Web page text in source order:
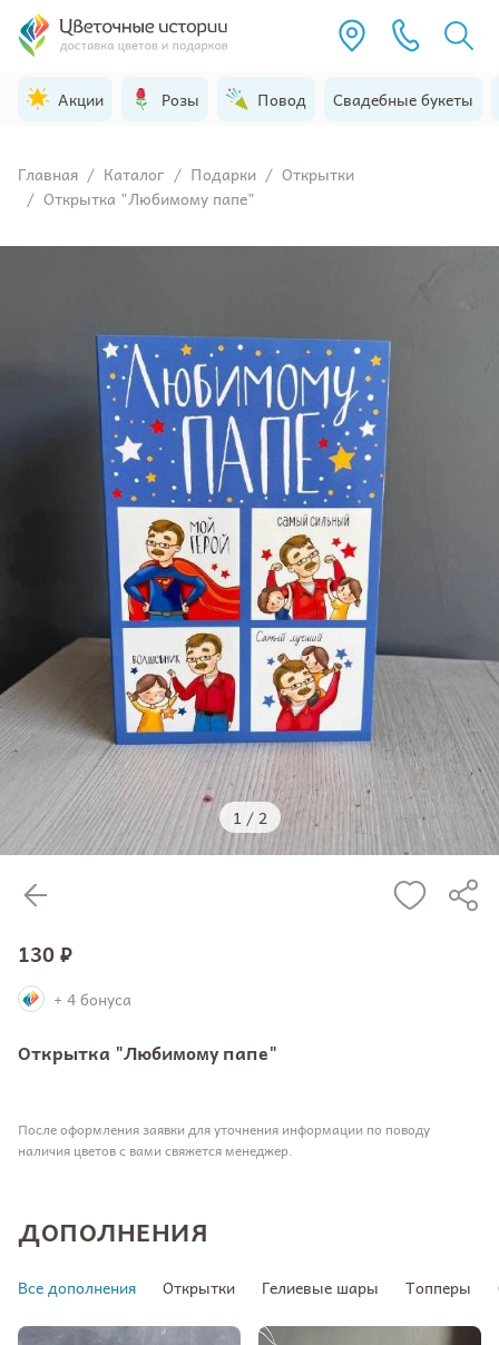
Акции Розы Повод Свадебные букеты
Главная / Каталог / Подарки / Открытки
/ Открытка "Любимому папе"
Открытка "Любимому папе"
1/2
После оформления заявки для уточнения информации по поводу
наличия цветов с вами свяжется менеджер.
130 ₽
+ 4 бонуса
ДОПОЛНЕНИЯ
Все дополнения Открытки Гелиевые шары Топперы